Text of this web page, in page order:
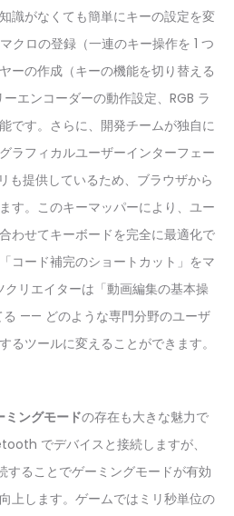
識がなくても簡単にキーの設定を変
クロの登録（一連のキー操作を 1 つ
ーの作成（キーの機能を切り替える
ーエンコーダーの動作設定、RGB ラ
です。さらに、開発チームが独自に
ラフィカルユーザーインターフェー
も提供しているため、ブラウザから
す。このキーマッパーにより、ユー
わせてキーボードを完全に最適化で
コード補完のショートカット」をマ
リエイターは「動画編集の基本操
る —— どのような専門分野のユーザ
るツールに変えることができます。
ミングモードの存在も大きな魅力で
でデバイスと接続しますが、
することでゲーミングモードが有効
上します。ゲームではミリ秒単位の